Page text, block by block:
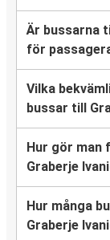
Är bussarna
för
Vilka
bussar till
Hur gör man
Graberje
Hur många
Graberje